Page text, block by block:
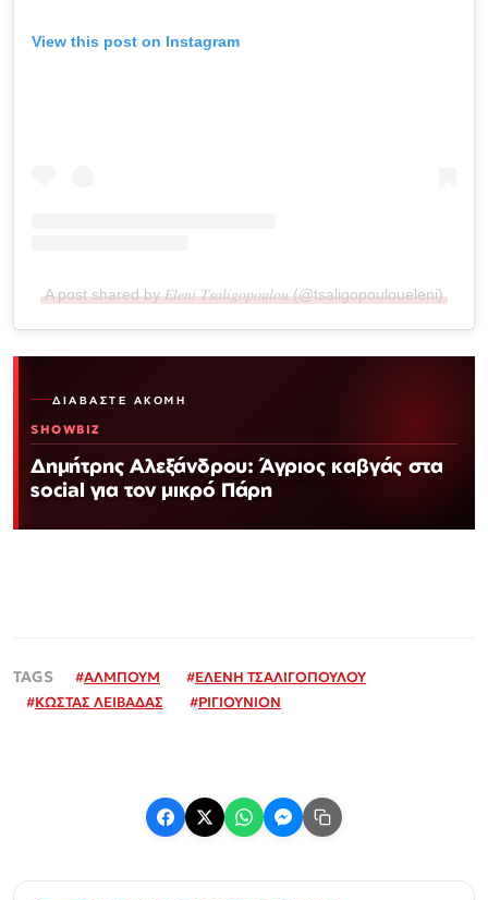
View this post on Instagram
A post shared by 𝐸𝑙𝑒𝑛𝑖 𝑇𝑠𝑎𝑙𝑖𝑔𝑜𝑝𝑜𝑢𝑙𝑜𝑢 (@tsaligopouloueleni)
ΔΙΑΒΆΣΤΕ ΑΚΌΜΗ
SHOWBIZ
Δημήτρης Αλεξάνδρου: Άγριος καβγάς στα
social για τον μικρό Πάρη
#ΑΛΜΠΟΥΜ #ΕΛΕΝΗ ΤΣΑΛΙΓΟΠΟΥΛΟΥ
#ΚΩΣΤΑΣ ΛΕΙΒΑΔΑΣ #ΡΙΓΙΟΥΝΙΟΝ